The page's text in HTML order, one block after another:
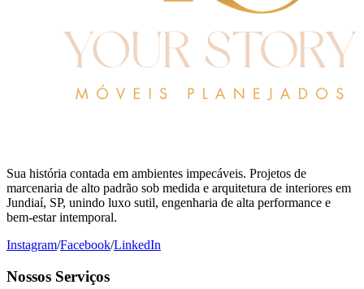
Sua história contada em ambientes impecáveis. Projetos de
marcenaria de alto padrão sob medida e arquitetura de interiores em
Jundiaí, SP, unindo luxo sutil, engenharia de alta performance e
bem-estar intemporal.
Instagram/Facebook/LinkedIn
Nossos Serviços